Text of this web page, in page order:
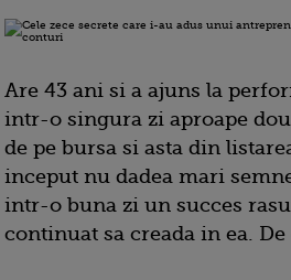
Are 43 ani si a ajuns la
intr-o singura zi aproape
de pe bursa si asta din
inceput nu dadea mari
intr-o buna zi un succes
continuat sa creada in ea. De